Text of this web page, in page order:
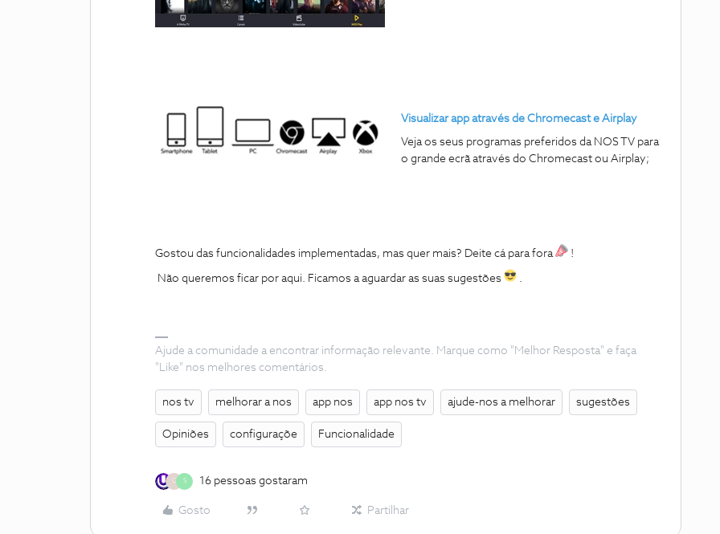
Visualizar app através de Chromecast e Airplay
Veja os seus programas preferidos da NOS TV para
o grande ecrã através do Chromecast ou Airplay;
Gostou das funcionalidades implementadas, mas quer mais? Deite cá para fora !
Não queremos ficar por aqui. Ficamos a aguardar as suas sugestões
Ajude a comunidade a encontrar informação relevante. Marque como "Melhor Resposta" e faça
"Like" nos melhores comentários.
nos tv melhorar a nos app nos app nos tv ajude-nos a melhorar sugestões
Opiniões configuraçõe Funcionalidade
C S 16 pessoas gostaram
Gosto Partilhar